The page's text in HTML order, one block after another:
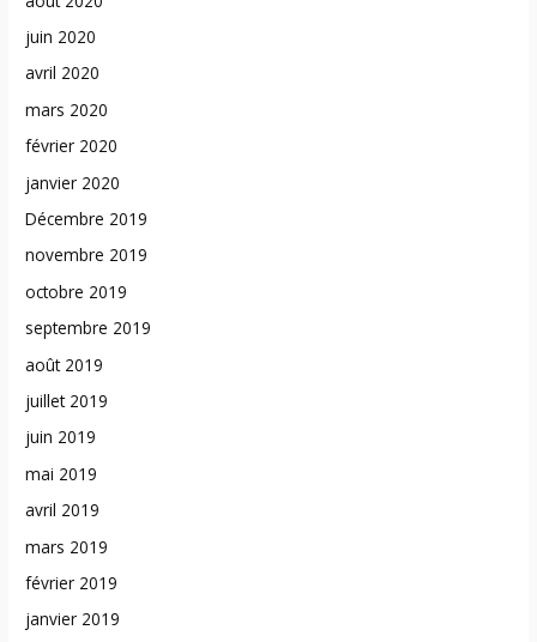
juin 2020
avril 2020
mars 2020
février 2020
janvier 2020
Décembre 2019
novembre 2019
octobre 2019
septembre 2019
août 2019
juillet 2019
juin 2019
mai 2019
avril 2019
mars 2019
février 2019
janvier 2019